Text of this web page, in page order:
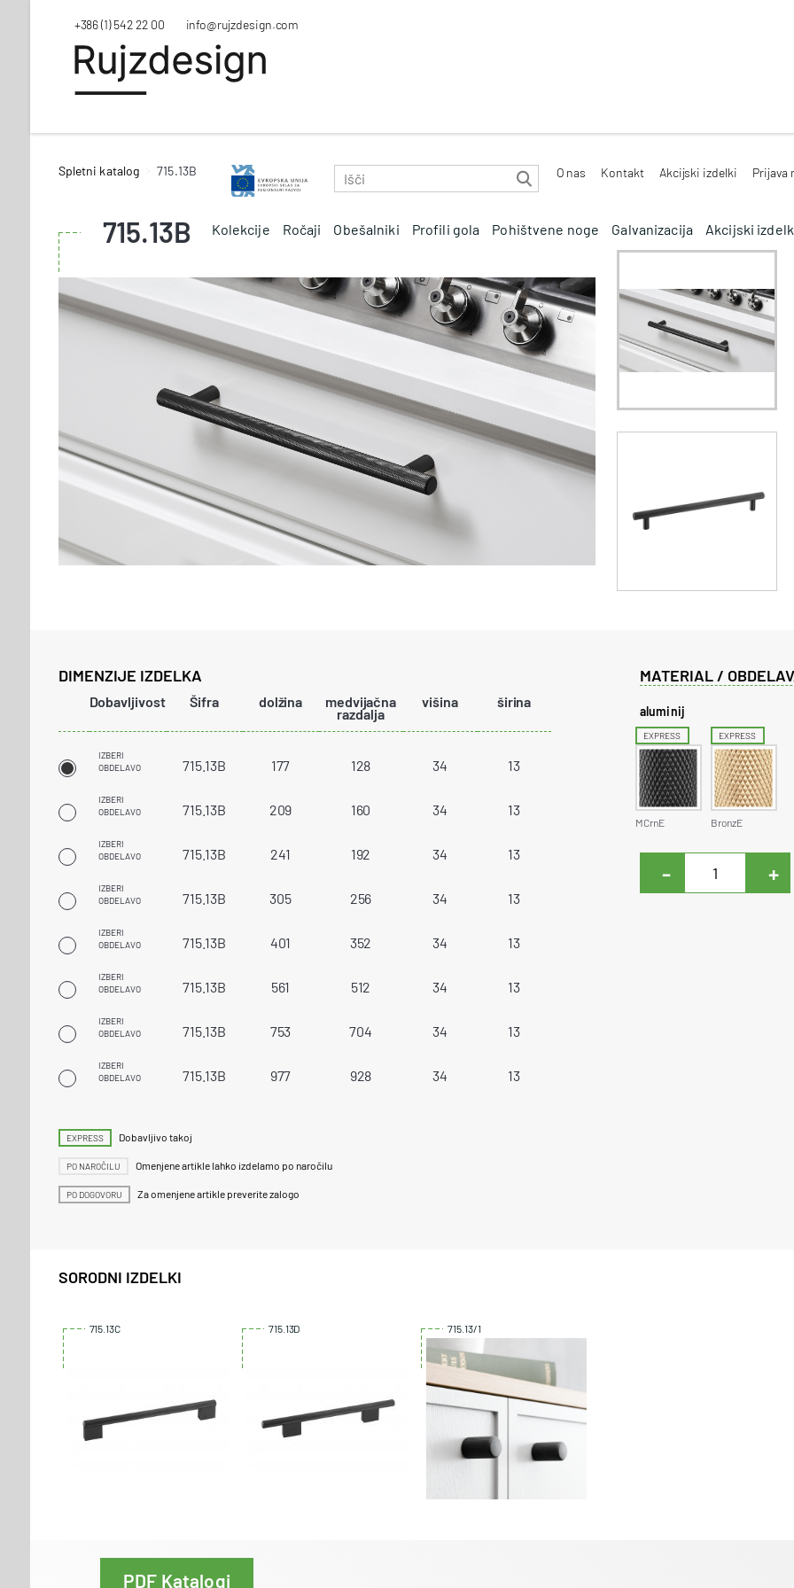
+386 (1) 542 22 00 info@rujzdesign.com
O nas Kontakt Akcijski izdelki Prijava
Kolekcije Ročaji Obešalniki Profili gola Pohištvene noge Galvanizacija Akcijski
Spletni katalog 715.13B
715.13B
DIMENZIJE IZDELKA
Dobavljivost Šifra dolžina medvijačna
razdalja
višina širina
IZBERI
OBDELAVO
715.13B 177 128 34 13
IZBERI
OBDELAVO
715.13B 209 160 34 13
IZBERI
OBDELAVO
715.13B 241 192 34 13
IZBERI
OBDELAVO
715.13B 305 256 34 13
IZBERI
OBDELAVO
715.13B 401 352 34 13
IZBERI
OBDELAVO
715.13B 561 512 34 13
IZBERI
OBDELAVO
715.13B 753 704 34 13
IZBERI
OBDELAVO
715.13B 977 928 34 13
EXPRESS Dobavljivo takoj
PO NAROČILU Omenjene artikle lahko izdelamo po naročilu
PO DOGOVORU Za omenjene artikle preverite zalogo
MATERIAL /
aluminij
EXPRESS
MCrnE
EXPRESS
BronzE
- +
SORODNI IZDELKI
715.13C 715.13D 715.13/1
PDF Katalogi